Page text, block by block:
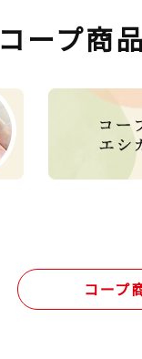
コープ商
コープ